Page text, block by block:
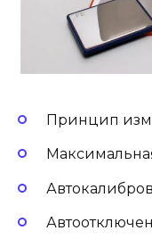
Принцип